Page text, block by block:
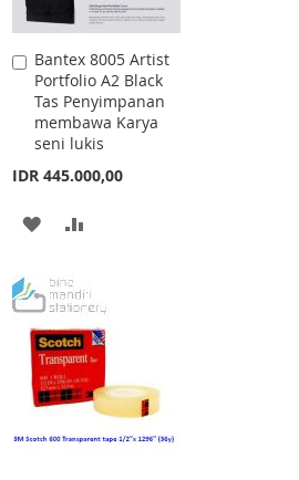
Bantex 8005 Artist
Portfolio A2 Black
Tas Penyimpanan
membawa Karya
seni lukis
IDR 445.000,00
Add
to
Cart
ADD
WISH
LIST
COMPARE